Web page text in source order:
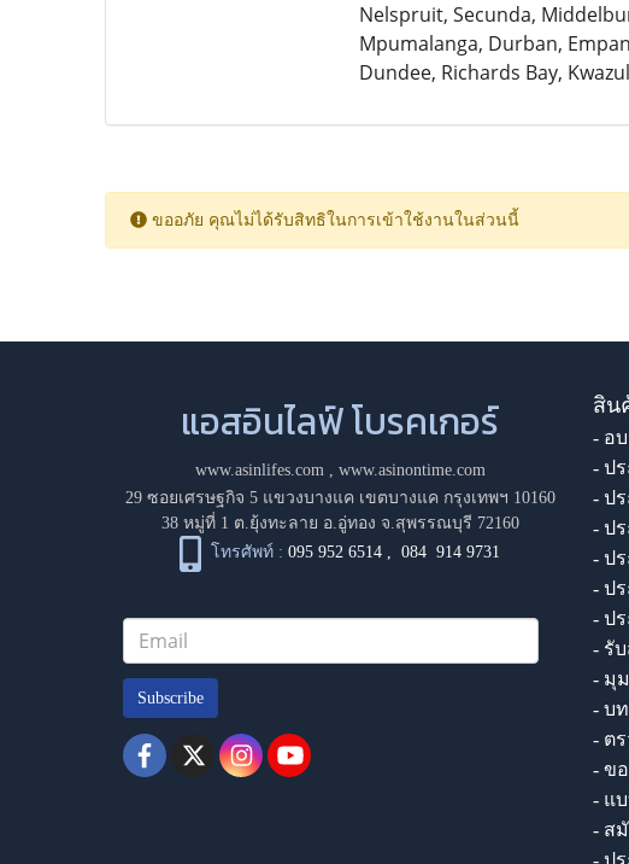
Nelspruit, Secunda,
Mpumalanga, Durban,
Dundee, Richards Bay,
ขออภัย คุณไม่ได้รับสิทธิในการเข้าใช้งานในส่วนนี้
แอสอินไลฟ์ โบรคเกอร์
www.asinlifes.com, www.asinontime.com
29 ซอยเศรษฐกิจ 5 แขวงบางแค เขตบางแค กรุงเทพฯ 10160
38 หมู่ที่ 1 ต.ยุ้งทะลาย อ.อู่ทอง จ.สุพรรณบุรี 72160
โทรศัพท์ : 095 952 6514 ,084 914 9731
Subscribe
สิน
- อ
- ป
- ป
- ป
- ป
- ป
- ป
- รั
- มุ
- บ
- ต
- ข
- แ
- ส
- ป